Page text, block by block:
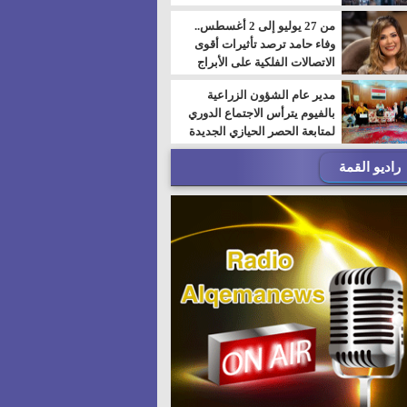
من 27 يوليو إلى 2 أغسطس..
وفاء حامد ترصد تأثيرات أقوى
الاتصالات الفلكية على الأبراج
مدير عام الشؤون الزراعية
بالفيوم يترأس الاجتماع الدوري
لمتابعة الحصر الحيازي الجديدة
راديو القمة